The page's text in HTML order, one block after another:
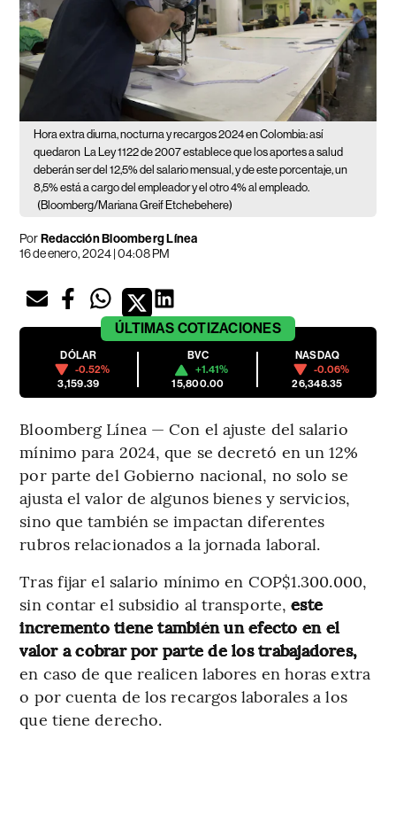
Hora extra diurna, nocturna y recargos 2024 en Colombia: así
quedaron La Ley 1122 de 2007 establece que los aportes a salud
deberán ser del 12,5% del salario mensual, y de este porcentaje, un
8,5% está a cargo del empleador y el otro 4% al empleado.
(Bloomberg/Mariana Greif Etchebehere)
PorRedacción Bloomberg Línea
16 de enero, 2024 | 04:08 PM
ÚLTIMAS COTIZACIONES
DÓLAR
-0.52%
3,159.39
BVC
+1.41%
15,800.00
NASDAQ
-0.06%
26,348.35
Bloomberg Línea — Con el ajuste del salario
mínimo para 2024, que se decretó en un 12%
por parte del Gobierno nacional, no solo se
ajusta el valor de algunos bienes y servicios,
sino que también se impactan diferentes
rubros relacionados a la jornada laboral.
Tras fijar el salario mínimo en COP$1.300.000,
sin contar el subsidio al transporte,este
incremento tiene también un efecto en el
valor a cobrar por parte de los trabajadores,
en caso de que realicen labores en horas extra
o por cuenta de los recargos laborales a los
que tiene derecho.